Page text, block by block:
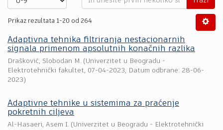
Prikaz rezultata 1-20 od 264
Adaptivna tehnika filtriranja nestacionarnih
signala primenom apsolutnih konačnih razlika
Drašković, Slobodan M. (Univerzitet u Beogradu -
Elektrotehnički fakultet, 07-04-2023, Datum odbrane: 28-06-
2023)
Adaptivne tehnike u sistemima za praćenje
pokretnih ciljeva
Al-Hasaeri, Asem I. (Univerzitet u Beogradu - Elektrotehnički